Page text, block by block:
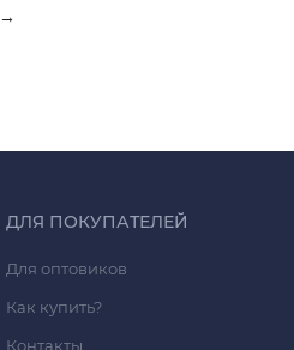
→
ДЛЯ ПОКУПАТЕЛЕЙ
Для оптовиков
Как купить?
Контакты